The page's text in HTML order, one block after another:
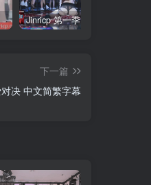
下一篇
决 中文简繁字幕